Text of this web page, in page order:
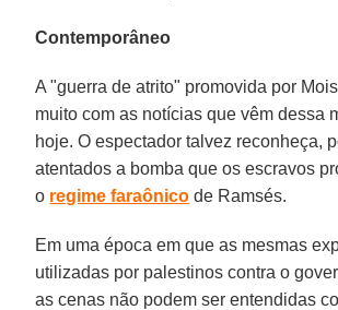
Contemporâneo
A "guerra de atrito" promovida por
muito com as notícias que vêm dessa
hoje. O espectador talvez reconheça,
atentados a bomba que os escravos
o regime faraônico de Ramsés.
Em uma época em que as mesmas
utilizadas por palestinos contra o
as cenas não podem ser entendidas